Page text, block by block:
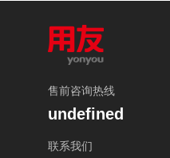
售前咨询热线
undefined
联系我们